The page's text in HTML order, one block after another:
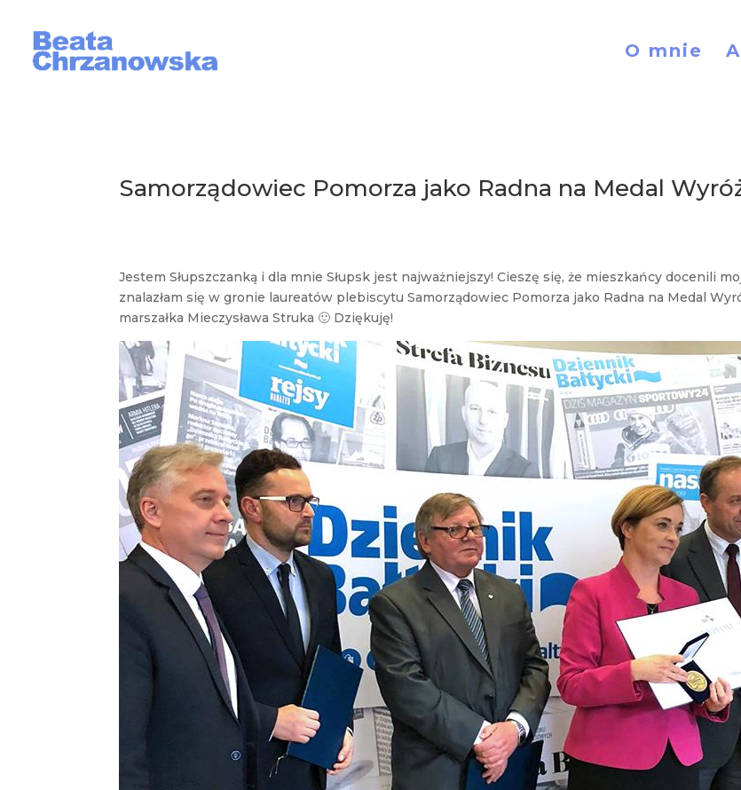
O mnie
Samorządowiec Pomorza jako Radna na Medal
Jestem Słupszczanką i dla mnie Słupsk jest najważniejszy! Cieszę się, że mieszkańcy docenili
znalazłam się w gronie laureatów plebiscytu Samorządowiec Pomorza jako Radna na Medal
marszałka Mieczysława Struka 🙂 Dziękuję!